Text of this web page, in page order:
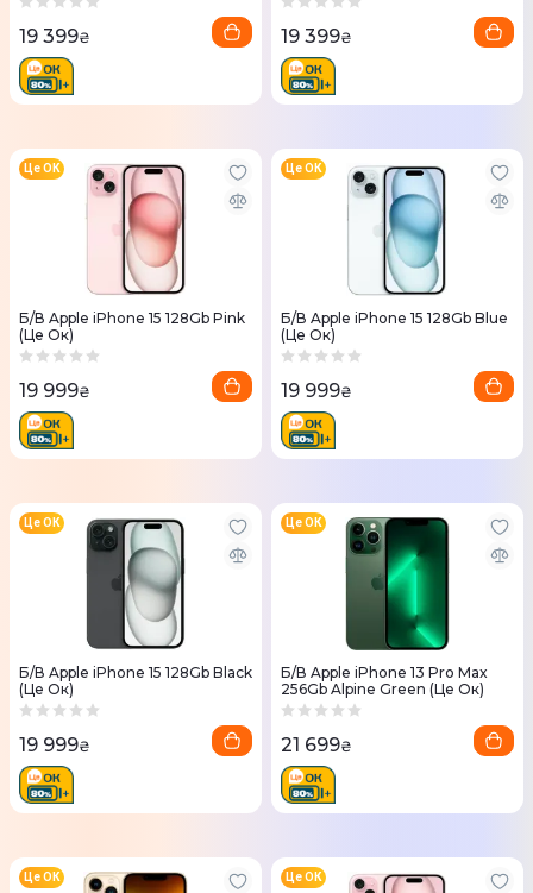
19 399₴ 19 399₴
Б/В Apple iPhone 15 128Gb Pink
(Це Ок)
Це ОК
19 999₴
Б/В Apple iPhone 15 128Gb Blue
(Це Ок)
Це ОК
19 999₴
Б/В Apple iPhone 15 128Gb Black
(Це Ок)
Це ОК
19 999₴
Б/В Apple iPhone 13 Pro Max
256Gb Alpine Green (Це Ок)
Це ОК
21 699₴
Це ОК Це ОК